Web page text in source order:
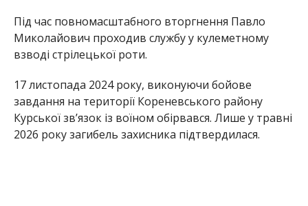
Під час повномасштабного вторгнення Павло
Миколайович проходив службу у кулеметному
взводі стрілецької роти.
17 листопада 2024 року, виконуючи бойове
завдання на території Кореневського району
Курської зв’язок із воїном обірвався. Лише у травні
2026 року загибель захисника підтвердилася.